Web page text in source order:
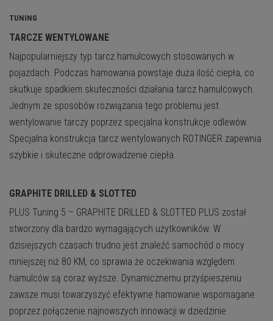
TUNING
TARCZE WENTYLOWANE
Najpopularniejszy typ tarcz hamulcowych stosowanych w
pojazdach. Podczas hamowania powstaje duża ilość ciepła, co
skutkuje spadkiem skuteczności działania tarcz hamulcowych.
Jednym ze sposobów rozwiązania tego problemu jest
wentylowanie tarczy poprzez specjalna konstrukcje odlewów.
Specjalna konstrukcja tarcz wentylowanych ROTINGER zapewnia
szybkie i skuteczne odprowadzenie ciepła.
GRAPHITE DRILLED & SLOTTED
PLUS Tuning 5 – GRAPHITE DRILLED & SLOTTED PLUS został
stworzony dla bardzo wymagających użytkowników. W
dzisiejszych czasach trudno jest znaleźć samochód o mocy
mniejszej niż 80 KM, co sprawia że oczekiwania względem
hamulców są coraz wyższe. Dynamicznemu przyśpieszeniu
zawsze musi towarzyszyć efektywne hamowanie wspomagane
poprzez połączenie najnowszych innowacji w dziedzinie